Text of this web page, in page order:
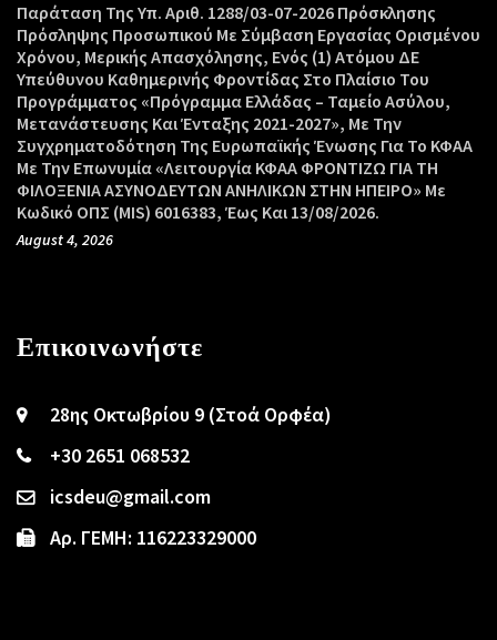
Παράταση Της Υπ. Αριθ. 1288/03-07-2026 Πρόσκλησης
Πρόσληψης Προσωπικού Με Σύμβαση Εργασίας Ορισμένου
Χρόνου, Μερικής Απασχόλησης, Ενός (1) Ατόμου ΔΕ
Υπεύθυνου Καθημερινής Φροντίδας Στο Πλαίσιο Του
Προγράμματος «Πρόγραμμα Ελλάδας – Ταμείο Ασύλου,
Μετανάστευσης Και Ένταξης 2021-2027», Με Την
Συγχρηματοδότηση Της Ευρωπαϊκής Ένωσης Για Το ΚΦΑΑ
Με Την Επωνυμία «Λειτουργία ΚΦΑΑ ΦΡΟΝΤΙΖΩ ΓΙΑ ΤΗ
ΦΙΛΟΞΕΝΙΑ ΑΣΥΝΟΔΕΥΤΩΝ ΑΝΗΛΙΚΩΝ ΣΤΗΝ ΗΠΕΙΡΟ» Με
Κωδικό ΟΠΣ (MIS) 6016383, Έως Και 13/08/2026.
August 4, 2026
Επικοινωνήστε
28ης Οκτωβρίου 9 (Στοά Ορφέα)
+30 2651 068532
icsdeu@gmail.com
Αρ. ΓΕΜΗ: 116223329000